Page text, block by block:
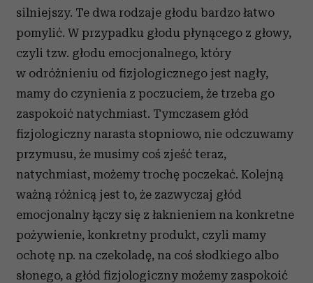
silniejszy. Te dwa rodzaje głodu bardzo łatwo
pomylić. W przypadku głodu płynącego z głowy,
czyli tzw. głodu emocjonalnego, który
w odróżnieniu od fizjologicznego jest nagły,
mamy do czynienia z poczuciem, że trzeba go
zaspokoić natychmiast. Tymczasem głód
fizjologiczny narasta stopniowo, nie odczuwamy
przymusu, że musimy coś zjeść teraz,
natychmiast, możemy trochę poczekać. Kolejną
ważną różnicą jest to, że zazwyczaj głód
emocjonalny łączy się z łaknieniem na konkretne
pożywienie, konkretny produkt, czyli mamy
ochotę np. na czekoladę, na coś słodkiego albo
słonego, a głód fizjologiczny możemy zaspokoić